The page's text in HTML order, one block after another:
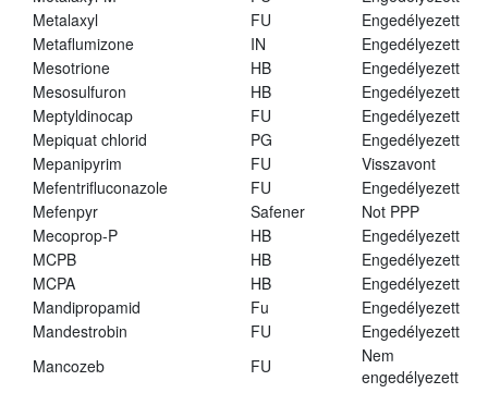
Metalaxyl
FU
Engedélyezett
Metaflumizone
IN
Engedélyezett
Mesotrione
HB
Engedélyezett
Mesosulfuron
HB
Engedélyezett
Meptyldinocap
FU
Engedélyezett
Mepiquat chlorid
PG
Engedélyezett
Mepanipyrim
FU
Visszavont
Mefentrifluconazole
FU
Engedélyezett
Mefenpyr
Safener
Not PPP
Mecoprop-P
HB
Engedélyezett
MCPB
HB
Engedélyezett
MCPA
HB
Engedélyezett
Mandipropamid
Fu
Engedélyezett
Mandestrobin
FU
Engedélyezett
Mancozeb
FU
Nem
engedélyezett